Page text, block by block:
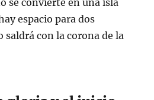
se convierte en una isla
espacio para dos
saldrá con la corona de la